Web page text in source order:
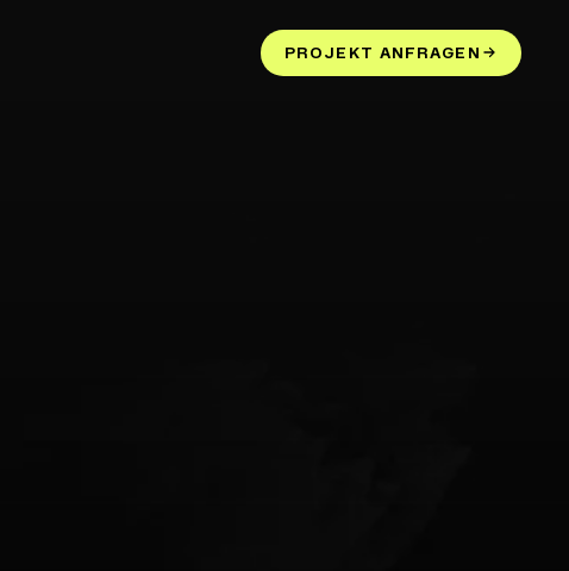
PROJEKT ANFRAGEN